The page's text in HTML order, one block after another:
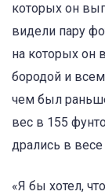
которых он
видели пару
на которых он
бородой и
чем был
вес в 155
дрались в
«Я бы хотел,